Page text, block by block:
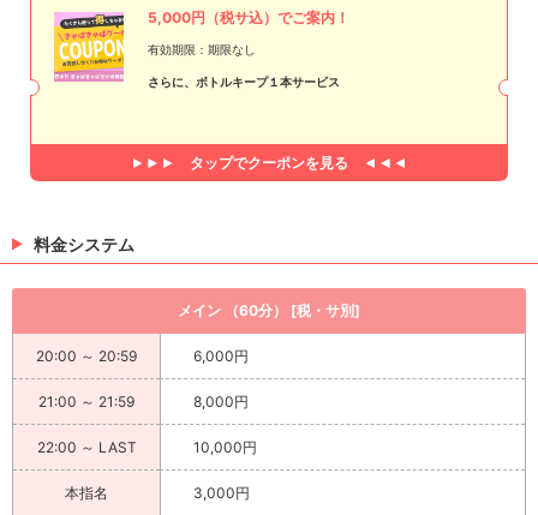
5,000円（税サ込）でご案内！
有効期限：期限なし
さらに、ボトルキープ１本サービス
タップでクーポンを見る
料金システム
メイン （60分） [税・サ別]
20:00 ～ 20:59 6,000円
21:00 ～ 21:59 8,000円
22:00 ～ LAST 10,000円
本指名 3,000円